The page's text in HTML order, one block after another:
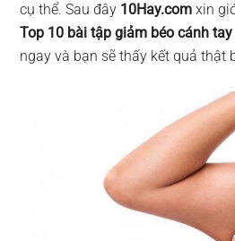
cụ thể. Sau đây 10Hay.com xin
Top 10 bài tập giảm béo cánh
ngay và bạn sẽ thấy kết quả thật